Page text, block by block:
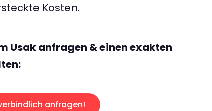
Kosten.
Usak anfragen & einen exakten
anfragen!